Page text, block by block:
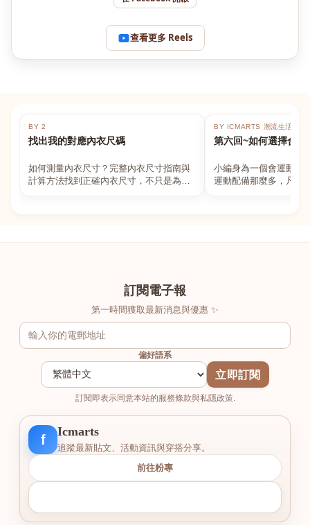
查看更多 Reels
BY 2
找出我的對應內衣尺碼
如何測量內衣尺寸？完整內衣尺寸指南與
計算方法找到正確內衣尺寸，不只是為了
BY ICMARTS 潮流生活百貨
第六回~如何選擇合適
小編身為一個會運動的
運動配備那麼多，凡舉
訂閱電子報
第一時間獲取最新消息與優惠 ✨
偏好語系
立即訂閱
訂閱即表示同意本站的服務條款與私隱政策.
f
Icmarts
追蹤最新貼文、活動資訊與穿搭分享。
前往粉專